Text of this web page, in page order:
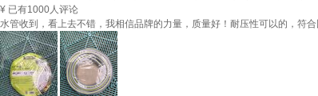
¥ 已有1000人评论
水管收到，看上去不错，我相信品牌的力量，质量好！耐压性可以的，符